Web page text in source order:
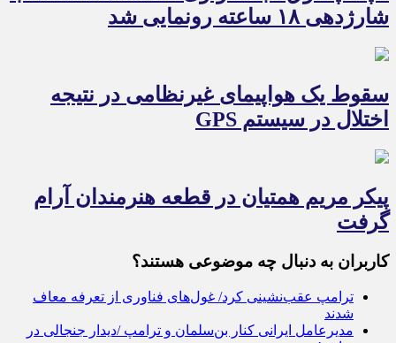
شارژدهی ۱۸ ساعته رونمایی شد
سقوط یک هواپیمای غیرنظامی در نتیجه
اختلال در سیستم‌ GPS
پیکر مریم همتیان در قطعه هنرمندان آرام
گرفت
کاربران به دنبال چه موضوعی هستند؟
ترامپ عقب‌نشینی کرد/ غول‌های فناوری از تعرفه معاف
شدند
مدیرعامل ایرانی کنار بن‌سلمان و ترامپ /دیدار جنجالی در